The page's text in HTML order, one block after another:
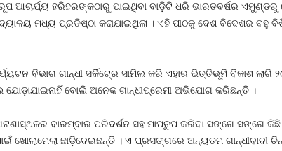
ଆଚାର୍ଯ୍ୟ ହରିହରଙ୍କଠାରୁ ପାଇଥିବା ବାଡ଼ିଟି ଧରି ଭାରତବର୍ଷର
ମଧ୍ୟ ପ୍ରତିଷ୍ଠା କରାଯାଇଥିଲା । ଏହି ପୀଠକୁ ଦେଶ ବିଦେଶର ବହୁ
ବିଭାଗ ଗାନ୍ଧୀ ସର୍କିଟ୍‍ରେ ସାମିଲ କରି ଏହାର ଭିତ୍ତିଭୂମି ବିକାଶ ଲାଗି
ଯୋଡ଼ାଯାଇନାହିଁ ବୋଲି ଅନେକ ଗାନ୍ଧୀପ୍ରେମୀ ଅଭିଯୋଗ କରିଛନ୍ତି ।
ବାରମ୍ବାର ପରିଦର୍ଶନ ସହ ମାପଚୁପ କରିବା ସଙ୍ଗେ ସଙ୍ଗେ କିଛି
ଖୋଲାମେଲା ଛାଡ଼ିଦେଇଛନ୍ତି । ଏ ପ୍ରସଙ୍ଗରେ ଅନ୍ୟତମ ଗାନ୍ଧୀବାଦୀ